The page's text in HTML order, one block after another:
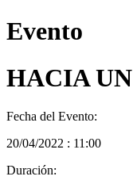
Evento
HACIA
Fecha del Evento:
20/04/2022 : 11:00
Duración: